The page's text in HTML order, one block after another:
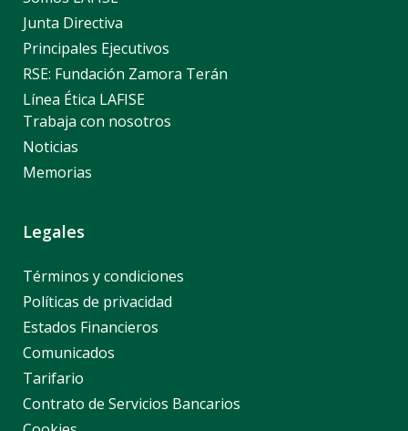
Junta Directiva
Principales Ejecutivos
RSE: Fundación Zamora Terán
Línea Ética LAFISE
Trabaja con nosotros
Noticias
Memorias
Legales
Términos y condiciones
Políticas de privacidad
Estados Financieros
Comunicados
Tarifario
Contrato de Servicios Bancarios